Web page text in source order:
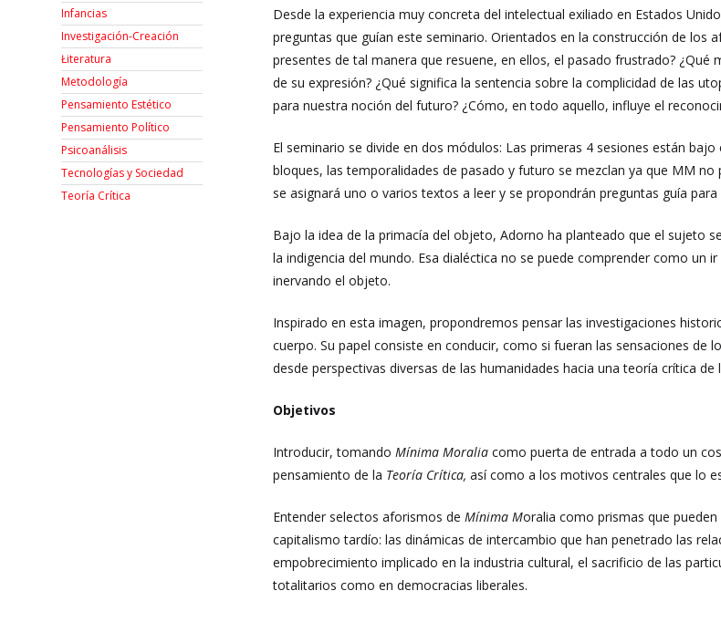
Desde la experiencia muy concreta del intelectual exiliado en Estados
preguntas que guían este seminario. Orientados en la construcción de los
presentes de tal manera que resuene, en ellos, el pasado frustrado?
de su expresión? ¿Qué significa la sentencia sobre la complicidad de las
para nuestra noción del futuro? ¿Cómo, en todo aquello, influye el
El seminario se divide en dos módulos: Las primeras 4 sesiones están bajo
bloques, las temporalidades de pasado y futuro se mezclan ya que MM
se asignará uno o varios textos a leer y se propondrán preguntas guía para
Bajo la idea de la primacía del objeto, Adorno ha planteado que el sujeto
la indigencia del mundo. Esa dialéctica no se puede comprender como
inervando el objeto.
Inspirado en esta imagen, propondremos pensar las investigaciones
cuerpo. Su papel consiste en conducir, como si fueran las sensaciones
desde perspectivas diversas de las humanidades hacia una teoría crítica de
Objetivos
Introducir, tomandoMínima Moralia como puerta de entrada a todo un
pensamiento de la Teoría Crítica, así como a los motivos centrales que lo
Entender selectos aforismos deMínima Moralia como prismas que
capitalismo tardío: las dinámicas de intercambio que han penetrado las
empobrecimiento implicado en la industria cultural, el sacrificio de las
totalitarios como en democracias liberales.
Infancias
Investigación-Creación
Łiteratura
Metodología
Pensamiento Estético
Pensamiento Político
Psicoanálisis
Tecnologías y Sociedad
Teoría Crítica